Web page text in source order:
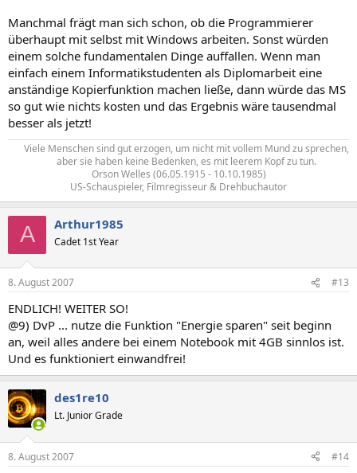
Manchmal frägt man sich schon, ob die Programmierer
überhaupt mit selbst mit Windows arbeiten. Sonst würden
einem solche fundamentalen Dinge auffallen. Wenn man
einfach einem Informatikstudenten als Diplomarbeit eine
anständige Kopierfunktion machen ließe, dann würde das MS
so gut wie nichts kosten und das Ergebnis wäre tausendmal
besser als jetzt!
Viele Menschen sind gut erzogen, um nicht mit vollem Mund zu sprechen,
aber sie haben keine Bedenken, es mit leerem Kopf zu tun.​
Orson Welles (06.05.1915 - 10.10.1985)
US-Schauspieler, Filmregisseur & Drehbuchautor​
A Arthur1985
Cadet 1st Year
8. August 2007 #13
ENDLICH! WEITER SO!
@9) DvP ... nutze die Funktion "Energie sparen" seit beginn
an, weil alles andere bei einem Notebook mit 4GB sinnlos ist.
Und es funktioniert einwandfrei!
des1re10
Lt. Junior Grade
8. August 2007 #14